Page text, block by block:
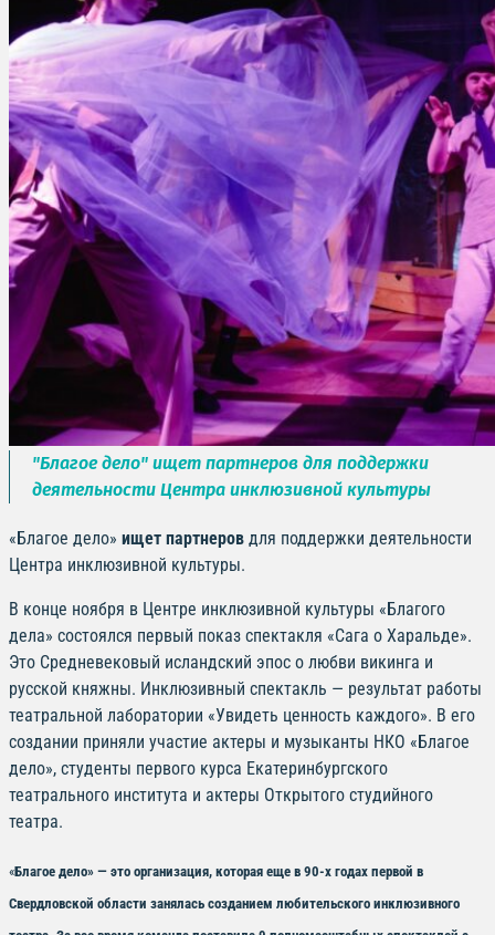
"Благое дело" ищет партнеров для поддержки
деятельности Центра инклюзивной культуры
«Благое дело» ищет партнеров для поддержки деятельности
Центра инклюзивной культуры.
В конце ноября в Центре инклюзивной культуры «Благого
дела» состоялся первый показ спектакля «Сага о Харальде».
Это Средневековый исландский эпос о любви викинга и
русской княжны. Инклюзивный спектакль — результат работы
театральной лаборатории «Увидеть ценность каждого». В его
создании приняли участие актеры и музыканты НКО «Благое
дело», студенты первого курса Екатеринбургского
театрального института и актеры Открытого студийного
театра.
«Благое дело» — это организация, которая еще в 90-х годах первой в
Свердловской области занялась созданием любительского инклюзивного